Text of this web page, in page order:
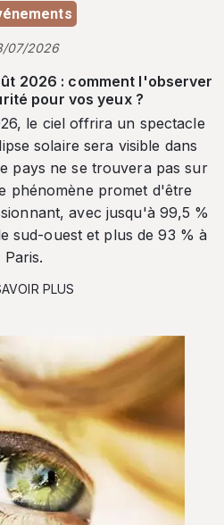
07/2026
2026 : comment l'observer
pour vos yeux ?
le ciel offrira un spectacle
solaire sera visible dans
pays ne se trouvera pas sur
phénomène promet d'être
avec jusqu'à 99,5 %
sud-ouest et plus de 93 % à
Paris.
PLUS